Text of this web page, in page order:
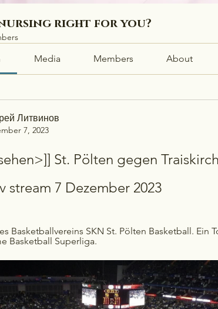
right for you?
Media Members About
Литвинов
7, 2023
St. Pölten gegen
stream 7 Dezember 2023
Basketballvereins SKN St. Pölten Basketball. Ein
Basketball Superliga.